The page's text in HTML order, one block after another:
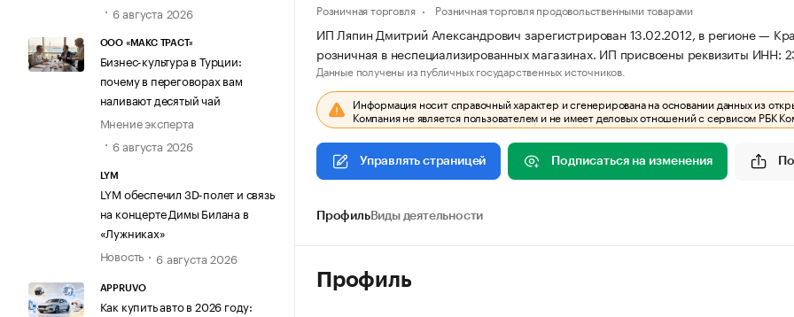
6 августа 2026
ООО «МАКС ТРАСТ»
Бизнес-культура в Турции:
почему в переговорах вам
наливают десятый чай
Мнение эксперта
6 августа 2026
LYM
LYM обеспечил 3D-полет и связь
на концерте Димы Билана в
«Лужниках»
Новость
6 августа 2026
APPRUVO
Как купить авто в 2026 году:
Розничная торговля Розничная торговля продовольственными товарами
ИП Ляпин Дмитрий Александрович зарегистрирован 13.02.2012, в регионе —
розничная в неспециализированных магазинах. ИП присвоены реквизиты
Данные получены из публичных государственных источников.
Информация носит справочный характер и сгенерирована на основании данных из
Компания не является пользователем и не имеет деловых отношений с сервисом РБК
Управлять страницей Подписаться на изменения
ПрофильВиды деятельности
Профиль